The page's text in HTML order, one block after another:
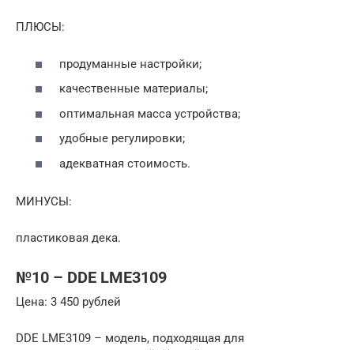
ПЛЮСЫ:
продуманные настройки;
качественные материалы;
оптимальная масса устройства;
удобные регулировки;
адекватная стоимость.
МИНУСЫ:
пластиковая дека.
№10 – DDE LME3109
Цена: 3 450 рублей
DDE LME3109 – модель, подходящая для